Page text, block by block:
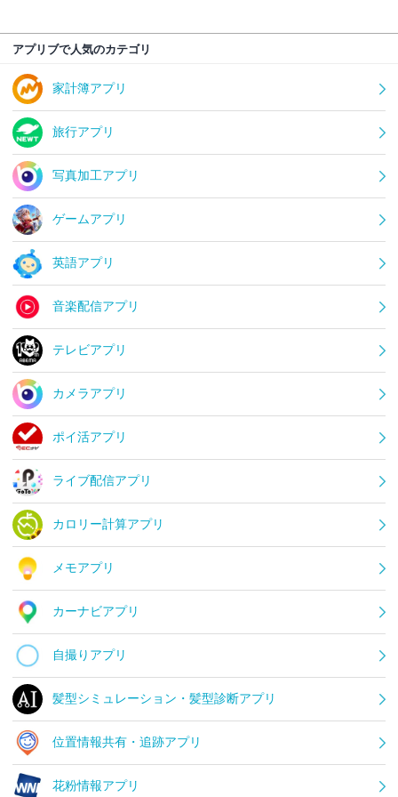
アプリブで人気のカテゴリ
家計簿アプリ
旅行アプリ
写真加工アプリ
ゲームアプリ
英語アプリ
音楽配信アプリ
テレビアプリ
カメラアプリ
ポイ活アプリ
ライブ配信アプリ
カロリー計算アプリ
メモアプリ
カーナビアプリ
自撮りアプリ
髪型シミュレーション・髪型診断アプリ
位置情報共有・追跡アプリ
花粉情報アプリ